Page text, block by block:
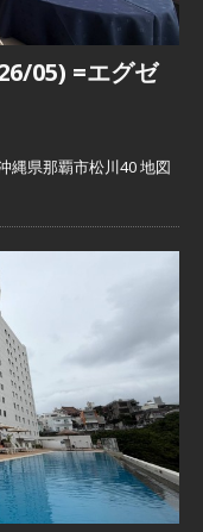
05) =エグゼ
縄県那覇市松川40 地図